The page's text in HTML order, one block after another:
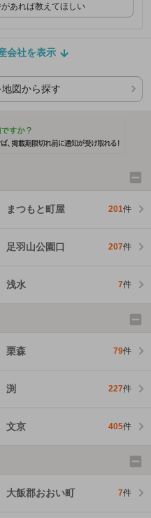
あれば教えてほしい
会社を表示
図から探す
まつもと町屋 201件
足羽山公園口 207件
浅水 7件
栗森 79件
渕 227件
文京 405件
大飯郡おおい町 7件